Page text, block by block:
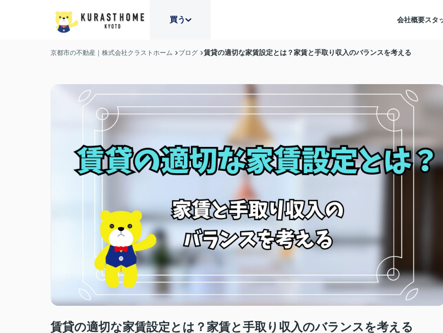
買う 会社概要スタ
京都市の不動産｜株式会社クラストホーム ブログ 賃貸の適切な家賃設定とは？家賃と手取り収入のバランスを考える
賃貸の適切な家賃設定とは？家賃と手取り収入のバランスを考える